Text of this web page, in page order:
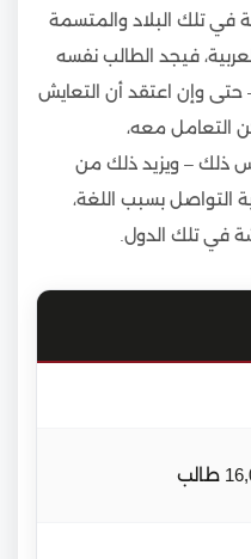
في تلك البلاد والمتسمة
فيجد الطالب نفسه
وإن اعتقد أن التعايش
التعامل معه،
ذلك – ويزيد ذلك من
التواصل بسبب اللغة،
في تلك الدول.